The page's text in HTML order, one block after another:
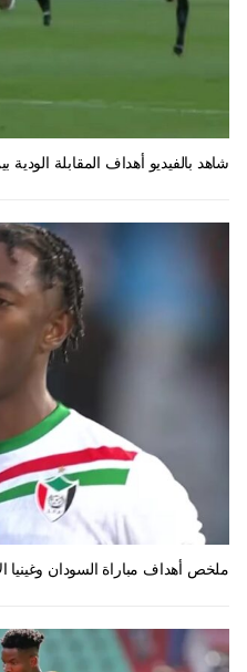
شاهد بالفيديو أهداف المقابلة الودية
ملخص أهداف مباراة السودان وغينيا